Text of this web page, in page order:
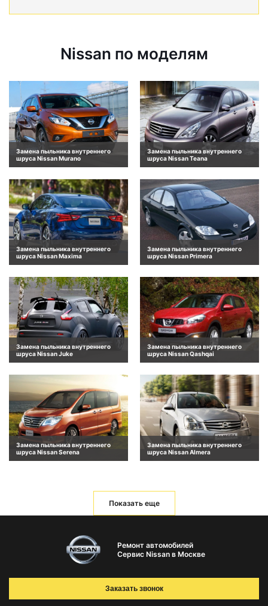
Nissan по моделям
Замена пыльника внутреннего
шруса Nissan Murano
Замена пыльника внутреннего
шруса Nissan Teana
Замена пыльника внутреннего
шруса Nissan Maxima
Замена пыльника внутреннего
шруса Nissan Primera
Замена пыльника внутреннего
шруса Nissan Juke
Замена пыльника внутреннего
шруса Nissan Qashqai
Замена пыльника внутреннего
шруса Nissan Serena
Замена пыльника внутреннего
шруса Nissan Almera
Показать еще
Ремонт автомобилей
Сервис Nissan в Москве
Заказать звонок